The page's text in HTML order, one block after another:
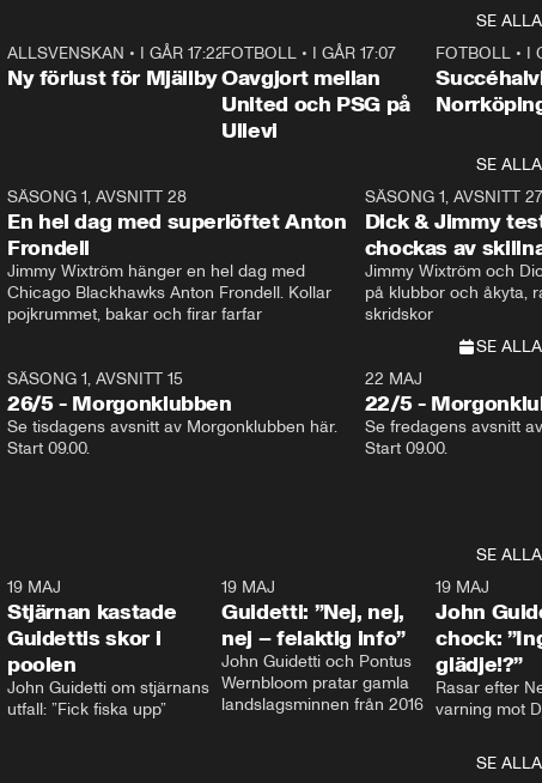
SE ALLA
0:37
ALLSVENSKAN • I GÅR 17:22
Ny förlust för Mjällby
FOTBOLL • I GÅR 17:07
Oavgjort mellan
United och PSG på
Ullevi
FOTBOLL • I
SE ALLA
Plus
SÄSONG 1, AVSNITT 28
En hel dag med superlöftet Anton
Frondell
Jimmy Wixtröm hänger en hel dag med
Chicago Blackhawks Anton Frondell. Kollar
pojkrummet, bakar och firar farfar
SÄSONG 1, AVSNITT 27
Dick & Jimmy
chockas av
Jimmy Wixtröm och
på klubbor och åkyta,
skridskor
SE ALLA
SÄSONG 1, AVSNITT 15
26/5 - Morgonklubben
Se tisdagens avsnitt av Morgonklubben här.
Start 09.00.
22 MAJ
22/5 -
Se fredagens avsnitt
Start 09.00.
SE ALLA
0:43
19 MAJ
Stjärnan kastade
Guidettis skor i
poolen
John Guidetti om stjärnans
utfall: ”Fick fiska upp”
0:39
19 MAJ
Guidetti: ”Nej, nej,
nej – felaktig info”
John Guidetti och Pontus
Wernbloom pratar gamla
landslagsminnen från 2016
19 MAJ
John
chock:
glädje!?”
Rasar efter
varning mot
SE ALLA